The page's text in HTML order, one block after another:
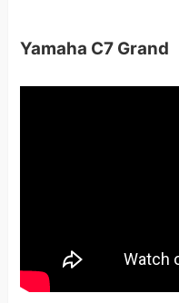
Yamaha C7 Grand